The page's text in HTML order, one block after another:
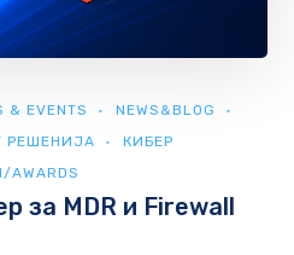
& EVENTS
NEWS&BLOG
РЕШЕНИЈА
КИБЕР
за MDR и Firewall